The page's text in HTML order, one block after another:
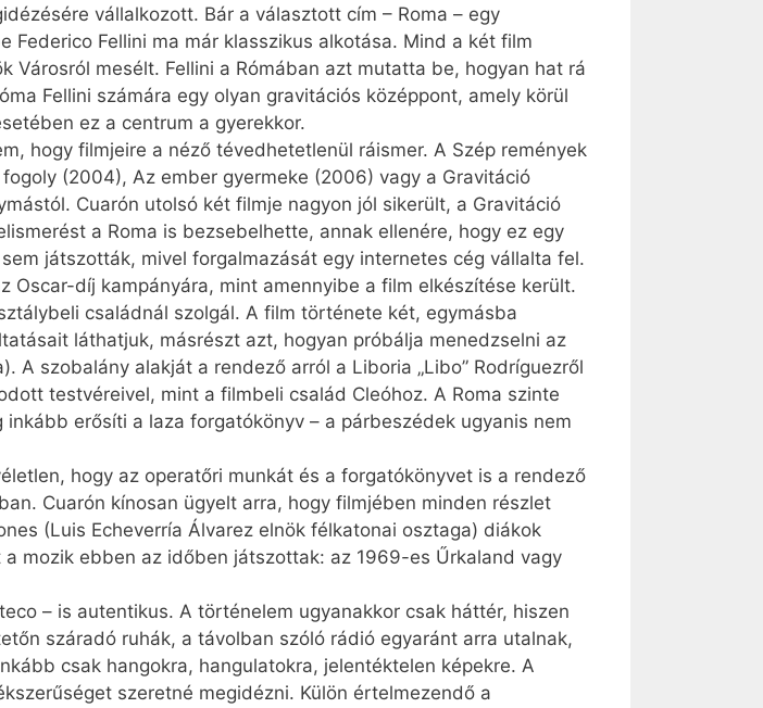
vállalkozott. Bár a választott cím – Roma – egy
Fellini ma már klasszikus alkotása. Mind a két film
Városról mesélt. Fellini a Rómában azt mutatta be, hogyan hat rá
Fellini számára egy olyan gravitációs középpont, amely körül
ez a centrum a gyerekkor.
hogy filmjeire a néző tévedhetetlenül ráismer. A Szép remények
(2004), Az ember gyermeke (2006) vagy a Gravitáció
Cuarón utolsó két filmje nagyon jól sikerült, a Gravitáció
a Roma is bezsebelhette, annak ellenére, hogy ez egy
játszották, mivel forgalmazását egy internetes cég vállalta fel.
díj kampányára, mint amennyibe a film elkészítése került.
családnál szolgál. A film története két, egymásba
láthatjuk, másrészt azt, hogyan próbálja menedzselni az
A szobalány alakját a rendező arról a Liboria „Libo” Rodríguezről
testvéreivel, mint a filmbeli család Cleóhoz. A Roma szinte
erősíti a laza forgatókönyv – a párbeszédek ugyanis nem
hogy az operatőri munkát és a forgatókönyvet is a rendező
Cuarón kínosan ügyelt arra, hogy filmjében minden részlet
(Luis Echeverría Álvarez elnök félkatonai osztaga) diákok
mozik ebben az időben játszottak: az 1969-es Űrkaland vagy
– is autentikus. A történelem ugyanakkor csak háttér, hiszen
száradó ruhák, a távolban szóló rádió egyaránt arra utalnak,
csak hangokra, hangulatokra, jelentéktelen képekre. A
szeretné megidézni. Külön értelmezendő a